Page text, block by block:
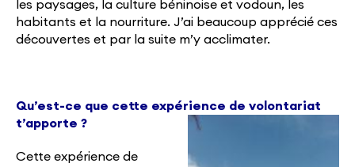
les paysages, la culture béninoise et vodoun, les
habitants et la nourriture. J’ai beaucoup apprécié ces
découvertes et par la suite m’y acclimater.
Qu’est-ce que cette expérience de volontariat
t’apporte ?
Cette expérience de